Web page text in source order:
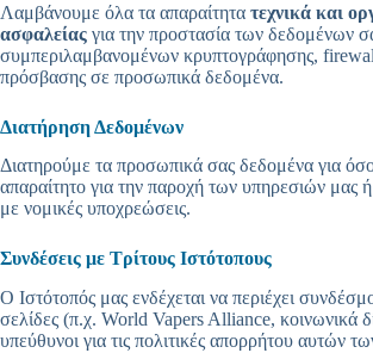
Λαμβάνουμε όλα τα απαραίτητα τεχνικά και
ασφαλείας για την προστασία των δεδομένων
συμπεριλαμβανομένων κρυπτογράφησης,
πρόσβασης σε προσωπικά δεδομένα.
Διατήρηση Δεδομένων
Διατηρούμε τα προσωπικά σας δεδομένα για όσο
απαραίτητο για την παροχή των υπηρεσιών μας
με νομικές υποχρεώσεις.
Συνδέσεις με Τρίτους Ιστότοπους
Ο Ιστότοπός μας ενδέχεται να περιέχει
σελίδες (π.χ. World Vapers Alliance, κοινωνικά
υπεύθυνοι για τις πολιτικές απορρήτου αυτών